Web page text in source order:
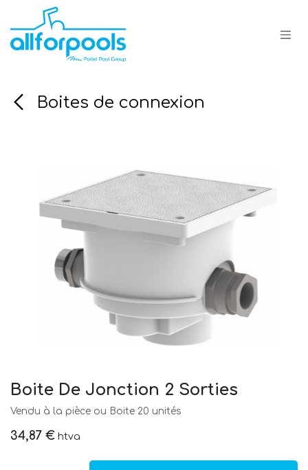
Se rendre au contenu
Boites de connexion
Boite De Jonction 2 Sorties
Vendu à la pièce ou Boite 20 unités
34,87 € htva